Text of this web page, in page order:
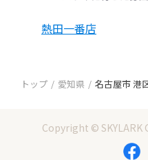
熱田一番店
トップ 愛知県 名古屋市 港
Copyright © SKYLARK